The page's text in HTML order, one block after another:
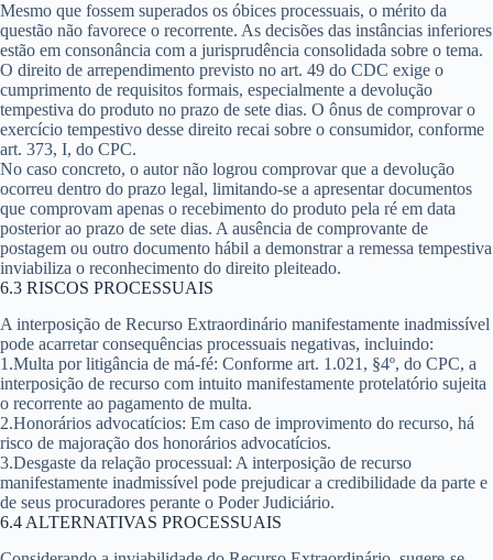
Mesmo que fossem superados os óbices processuais, o mérito da
questão não favorece o recorrente. As decisões das instâncias inferiores
estão em consonância com a jurisprudência consolidada sobre o tema.
O direito de arrependimento previsto no art. 49 do CDC exige o
cumprimento de requisitos formais, especialmente a devolução
tempestiva do produto no prazo de sete dias. O ônus de comprovar o
exercício tempestivo desse direito recai sobre o consumidor, conforme
art. 373, I, do CPC.
No caso concreto, o autor não logrou comprovar que a devolução
ocorreu dentro do prazo legal, limitando-se a apresentar documentos
que comprovam apenas o recebimento do produto pela ré em data
posterior ao prazo de sete dias. A ausência de comprovante de
postagem ou outro documento hábil a demonstrar a remessa tempestiva
inviabiliza o reconhecimento do direito pleiteado.
6.3 RISCOS PROCESSUAIS
A interposição de Recurso Extraordinário manifestamente inadmissível
pode acarretar consequências processuais negativas, incluindo:
1.Multa por litigância de má-fé: Conforme art. 1.021, §4º, do CPC, a
interposição de recurso com intuito manifestamente protelatório sujeita
o recorrente ao pagamento de multa.
2.Honorários advocatícios: Em caso de improvimento do recurso, há
risco de majoração dos honorários advocatícios.
3.Desgaste da relação processual: A interposição de recurso
manifestamente inadmissível pode prejudicar a credibilidade da parte e
de seus procuradores perante o Poder Judiciário.
6.4 ALTERNATIVAS PROCESSUAIS